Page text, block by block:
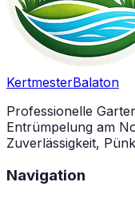
KertmesterBalaton
Professionelle
Entrümpelung am
Zuverlässigkeit,
Navigation